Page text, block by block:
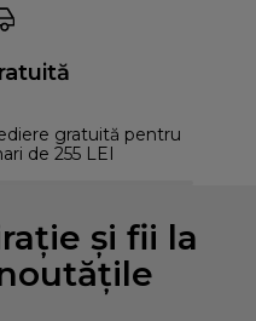
gratuită pentru
de 255 LEI
și fii la